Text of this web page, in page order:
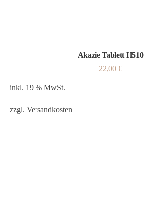
Akazie Tablett H510
22,00 €
inkl. 19 % MwSt.
zzgl. Versandkosten